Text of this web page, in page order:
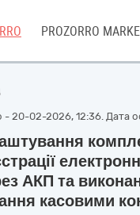
PROZORRO
20-02-2026, 12:36. Дата
АКП та
касовими